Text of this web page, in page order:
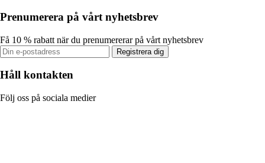
Prenumerera på vårt nyhetsbrev
Få 10 % rabatt när du prenumererar på vårt nyhetsbrev
Registrera dig
Håll kontakten
Följ oss på sociala medier